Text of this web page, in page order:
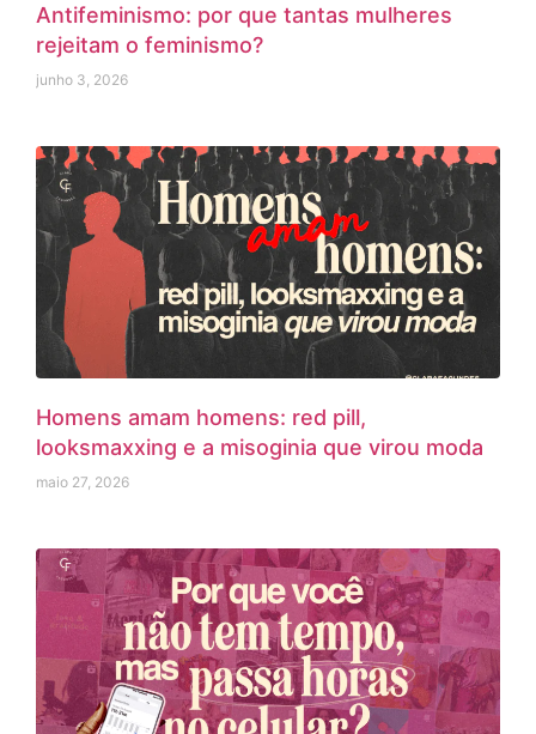
Antifeminismo: por que tantas mulheres
rejeitam o feminismo?
junho 3, 2026
Homens amam homens: red pill,
looksmaxxing e a misoginia que virou moda
maio 27, 2026